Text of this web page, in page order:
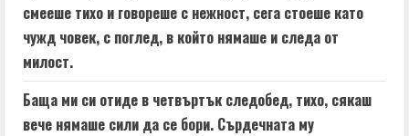
смееше тихо и говореше с нежност, сега стоеше като
чужд човек, с поглед, в който нямаше и следа от
милост.
Баща ми си отиде в четвъртък следобед, тихо, сякаш
вече нямаше сили да се бори. Сърдечната му